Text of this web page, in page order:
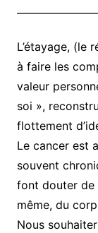
L’étayage, (le
à faire les
valeur
soi »,
flottement
Le cancer est
souvent
font douter de
même, du
Nous